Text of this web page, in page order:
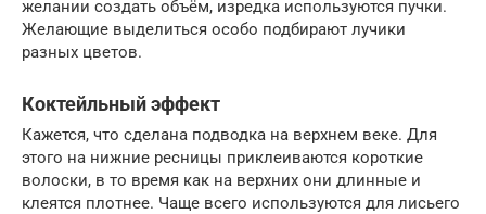
желании создать объём, изредка используются пучки.
Желающие выделиться особо подбирают лучики
разных цветов.
Коктейльный эффект
Кажется, что сделана подводка на верхнем веке. Для
этого на нижние ресницы приклеиваются короткие
волоски, в то время как на верхних они длинные и
клеятся плотнее. Чаще всего используются для лисьего